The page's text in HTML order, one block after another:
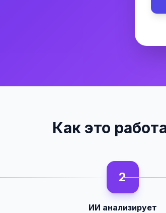
Как это
2
ИИ анализирует